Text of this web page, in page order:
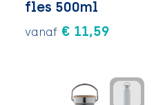
fles 500ml
vanaf € 11,59